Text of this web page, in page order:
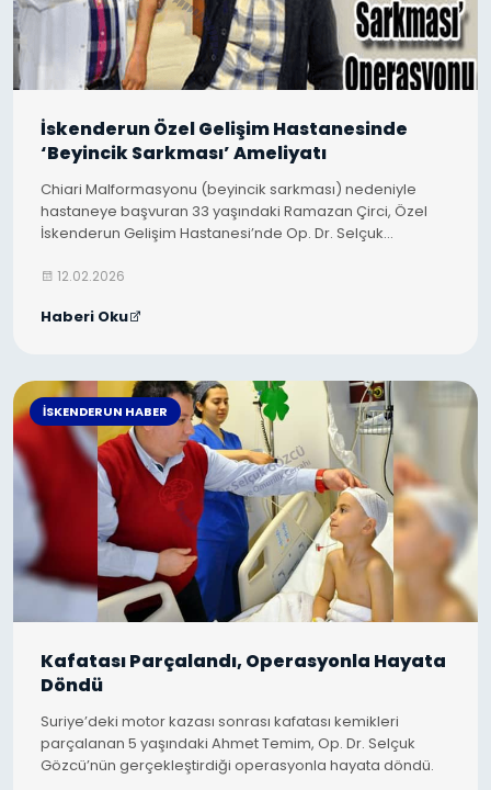
İskenderun Özel Gelişim Hastanesinde
‘Beyincik Sarkması’ Ameliyatı
Chiari Malformasyonu (beyincik sarkması) nedeniyle
hastaneye başvuran 33 yaşındaki Ramazan Çirci, Özel
İskenderun Gelişim Hastanesi’nde Op. Dr. Selçuk
12.02.2026
Haberi Oku
İSKENDERUN HABER
Kafatası Parçalandı, Operasyonla Hayata
Döndü
Suriye’deki motor kazası sonrası kafatası kemikleri
parçalanan 5 yaşındaki Ahmet Temim, Op. Dr. Selçuk
Gözcü’nün gerçekleştirdiği operasyonla hayata döndü.